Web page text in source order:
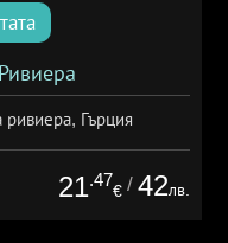
Гърция
21.47
€ / 42лв.